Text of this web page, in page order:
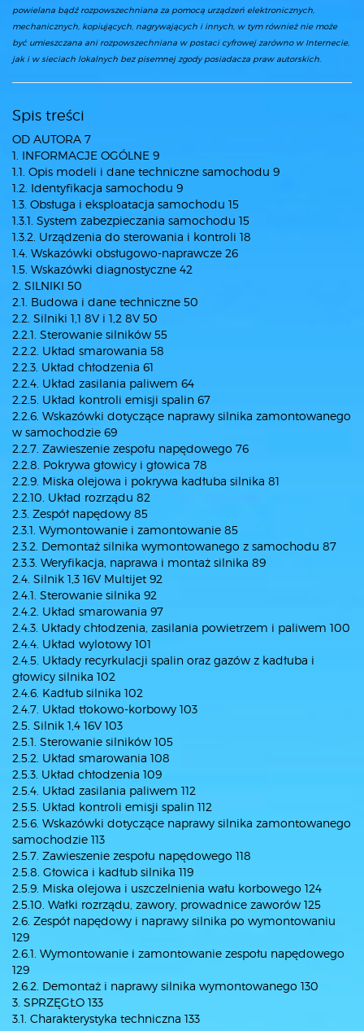
powielana bądź rozpowszechniana za pomocą urządzeń elektronicznych,
mechanicznych, kopiujących, nagrywających i innych, w tym również nie może
być umieszczana ani rozpowszechniana w postaci cyfrowej zarówno w Internecie,
jak i w sieciach lokalnych bez pisemnej zgody posiadacza praw autorskich.
Spis treści
OD AUTORA 7
1. INFORMACJE OGÓLNE 9
1.1. Opis modeli i dane techniczne samochodu 9
1.2. Identyfikacja samochodu 9
1.3. Obsługa i eksploatacja samochodu 15
1.3.1. System zabezpieczania samochodu 15
1.3.2. Urządzenia do sterowania i kontroli 18
1.4. Wskazówki obsługowo-naprawcze 26
1.5. Wskazówki diagnostyczne 42
2. SILNIKI 50
2.1. Budowa i dane techniczne 50
2.2. Silniki 1,1 8V i 1,2 8V 50
2.2.1. Sterowanie silników 55
2.2.2. Układ smarowania 58
2.2.3. Układ chłodzenia 61
2.2.4. Układ zasilania paliwem 64
2.2.5. Układ kontroli emisji spalin 67
2.2.6. Wskazówki dotyczące naprawy silnika zamontowanego
w samochodzie 69
2.2.7. Zawieszenie zespołu napędowego 76
2.2.8. Pokrywa głowicy i głowica 78
2.2.9. Miska olejowa i pokrywa kadłuba silnika 81
2.2.10. Układ rozrządu 82
2.3. Zespół napędowy 85
2.3.1. Wymontowanie i zamontowanie 85
2.3.2. Demontaż silnika wymontowanego z samochodu 87
2.3.3. Weryfikacja, naprawa i montaż silnika 89
2.4. Silnik 1,3 16V Multijet 92
2.4.1. Sterowanie silnika 92
2.4.2. Układ smarowania 97
2.4.3. Układy chłodzenia, zasilania powietrzem i paliwem 100
2.4.4. Układ wylotowy 101
2.4.5. Układy recyrkulacji spalin oraz gazów z kadłuba i
głowicy silnika 102
2.4.6. Kadłub silnika 102
2.4.7. Układ tłokowo-korbowy 103
2.5. Silnik 1,4 16V 103
2.5.1. Sterowanie silników 105
2.5.2. Układ smarowania 108
2.5.3. Układ chłodzenia 109
2.5.4. Układ zasilania paliwem 112
2.5.5. Układ kontroli emisji spalin 112
2.5.6. Wskazówki dotyczące naprawy silnika zamontowanego
samochodzie 113
2.5.7. Zawieszenie zespołu napędowego 118
2.5.8. Głowica i kadłub silnika 119
2.5.9. Miska olejowa i uszczelnienia wału korbowego 124
2.5.10. Wałki rozrządu, zawory, prowadnice zaworów 125
2.6. Zespół napędowy i naprawy silnika po wymontowaniu
129
2.6.1. Wymontowanie i zamontowanie zespołu napędowego
129
2.6.2. Demontaż i naprawy silnika wymontowanego 130
3. SPRZĘGŁO 133
3.1. Charakterystyka techniczna 133